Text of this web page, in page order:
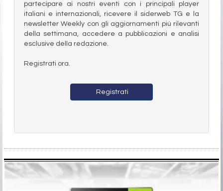
partecipare ai nostri eventi con i principali player
italiani e internazionali, ricevere il siderweb TG e la
newsletter Weekly con gli aggiornamenti più rilevanti
della settimana, accedere a pubblicazioni e analisi
esclusive della redazione.
Registrati ora.
Registrati